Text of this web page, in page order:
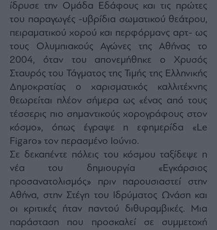
ίδρυσε την Ομάδα Εδάφους και τις πρώτες
του παραγωγές -υβρίδια σωματικού θεάτρου,
πειραματικού χορού και περφόρμανς αρτ- ως
τους Ολυμπιακούς Αγώνες της Αθήνας το
2004, όταν του απονεμήθηκε ο Χρυσός
Σταυρός του Τάγματος της Τιμής της Ελληνικής
Δημοκρατίας ο χαρισματικός καλλιτέχνης
θεωρείται πλέον σήμερα ως «ένας από τους
τέσσερις πιο σημαντικούς χορογράφους στον
κόσμο», όπως έγραψε η εφημερίδα «Le
Figaro» τον περασμένο Ιούνιο.
Σε δεκαπέντε πόλεις του κόσμου ταξίδεψε η
νέα του δημιουργία «Εγκάρσιος
προσανατολισμός» πριν παρουσιαστεί στην
Αθήνα, στην Στέγη του Ιδρύματος Ωνάση και
οι κριτικές ήταν παντού διθυραμβικές. Μια
παράσταση που προσκαλεί σε συμμετοχή